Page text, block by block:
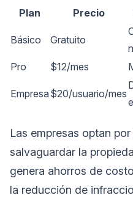
Plan Precio
Básico Gratuito
Pro
$12/mes
Empresa $20/usuario/mes
Las empresas optan
salvaguardar la
genera ahorros de
la reducción de